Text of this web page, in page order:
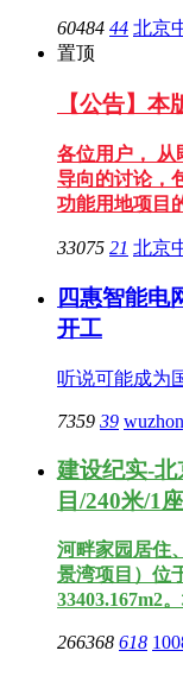
60484 44 北京
置顶
【公告】
各位用户， 从
导向的讨论，
功能用地项目
33075 21 北京
四惠智能电
开工
听说可能成为
7359 39
建设纪实-
目/240米/1
河畔家园居住
景湾项目）位
33403.167m2
266368 618